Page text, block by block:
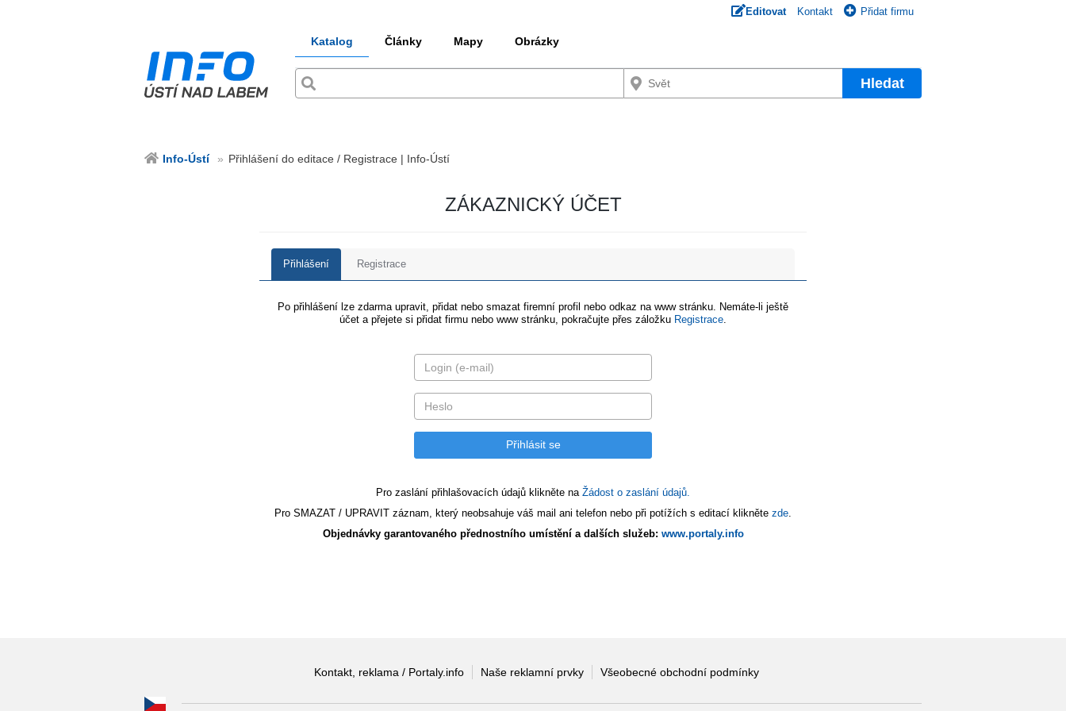
Editovat Kontakt Přidat firmu
Katalog Články Mapy Obrázky
Hledat
Info-Ústí Přihlášení do editace / Registrace | Info-Ústí
ZÁKAZNICKÝ ÚČET
Přihlášení Registrace
Po přihlášení lze zdarma upravit, přidat nebo smazat firemní profil nebo odkaz na www stránku. Nemáte-li ještě
účet a přejete si přidat firmu nebo www stránku, pokračujte přes záložku Registrace
Pro zaslání přihlašovacích údajů klikněte na Žádost o zaslání údajů.
Pro SMAZAT / UPRAVIT záznam, který neobsahuje váš mail ani telefon nebo při potížích s editací klikněte zde
Objednávky garantovaného přednostního umístění a dalších služeb: www.portaly.info
Kontakt, reklama / Portaly.info Naše reklamní prvky Všeobecné obchodní podmínky